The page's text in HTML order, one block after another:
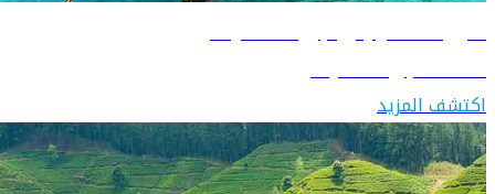
دليل السفر إلى جزر المالديف
اكتشف جزر المالديف
اكتشف المزيد